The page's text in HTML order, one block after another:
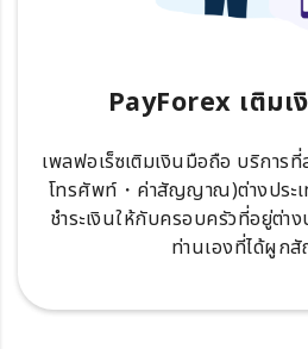
PayForex เติมเ
เพลฟอเร็ซเติมเงินมือถือ บริการที่
โทรศัพท์・ค่าสัญญาณ)ต่างประ
ชำระเงินให้กับครอบครัวที่อยู่ต่า
ท่านเองที่ได้ผูก